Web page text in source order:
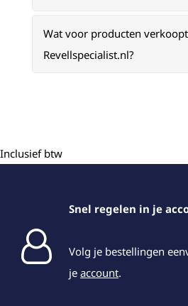
Wat voor producten verkoopt
Revellspecialist.nl?
Inclusief btw
Snel regelen in je
Volg je bestellingen
je account.